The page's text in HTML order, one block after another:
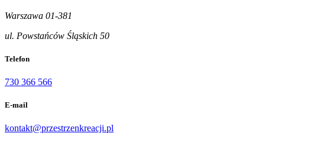
Warszawa 01-381
ul. Powstańców Śląskich 50
Telefon
730 366 566
E-mail
kontakt@przestrzenkreacji.pl